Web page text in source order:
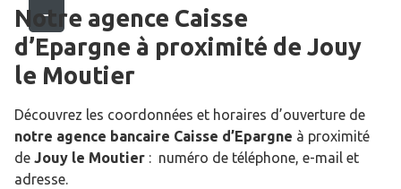
Notre agence Caisse
d’Epargne à proximité de Jouy
le Moutier
Découvrez les coordonnées et horaires d’ouverture de
notre agence bancaire Caisse d’Epargne à proximité
de Jouy le Moutier : numéro de téléphone, e-mail et
adresse.